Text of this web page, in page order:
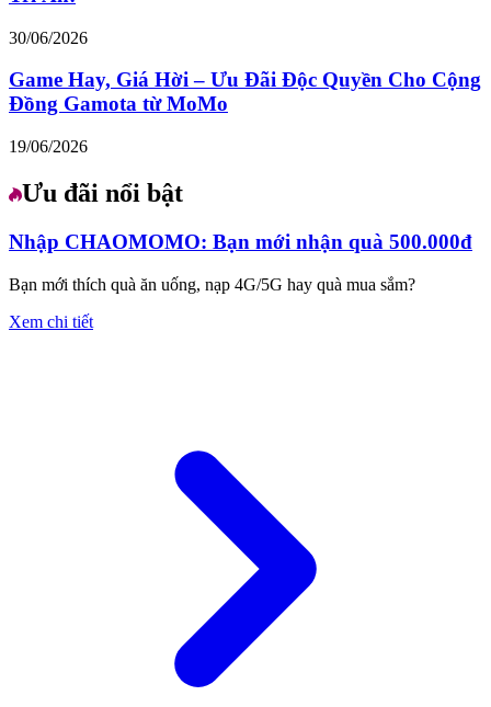
30/06/2026
Game Hay, Giá Hời – Ưu Đãi Độc Quyền Cho Cộng
Đồng Gamota từ MoMo
19/06/2026
Ưu đãi nổi bật
Nhập CHAOMOMO: Bạn mới nhận quà 500.000đ
Bạn mới thích quà ăn uống, nạp 4G/5G hay quà mua sắm?
Xem chi tiết